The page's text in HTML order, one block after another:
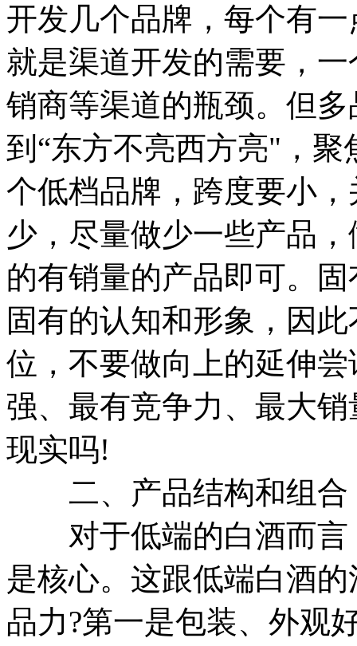
开发几个品牌，每个有
就是渠道开发的需要，
销商等渠道的瓶颈。但
到“东方不亮西方亮"，
个低档品牌，跨度要小
少，尽量做少一些产品
的有销量的产品即可。
固有的认知和形象，因
位，不要做向上的延伸
强、最有竞争力、最大
现实吗!
二、产品结构和组合
对于低端的白酒而言
是核心。这跟低端白酒
品力?第一是包装、外观